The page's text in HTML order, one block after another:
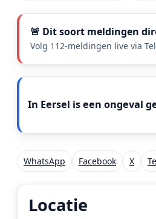
🚨 Dit soort meldingen
Volg 112-meldingen live via
Meldingstekst
In Eersel is een ongeval
WhatsApp Facebook X
Locatie
Locatie van het incident: